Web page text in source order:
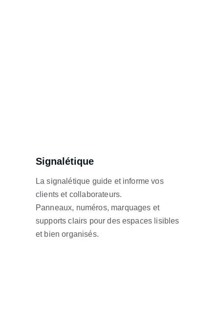
Signalétique
La signalétique guide et informe vos
clients et collaborateurs.
Panneaux, numéros, marquages et
supports clairs pour des espaces lisibles
et bien organisés.